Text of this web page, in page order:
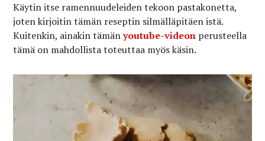
Käytin itse ramennuudeleiden tekoon pastakonetta,
joten kirjoitin tämän reseptin silmälläpitäen istä.
Kuitenkin, ainakin tämänyoutube-videon perusteella
tämä on mahdollista toteuttaa myös käsin.